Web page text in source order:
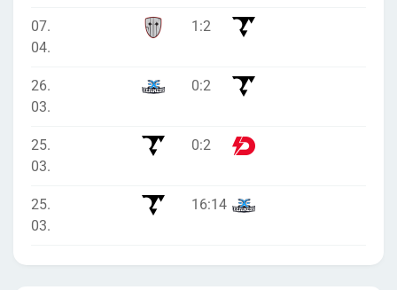
07.
04.
1 :2
26.
03.
0:2
25.
03.
0:2
25.
03.
16:14